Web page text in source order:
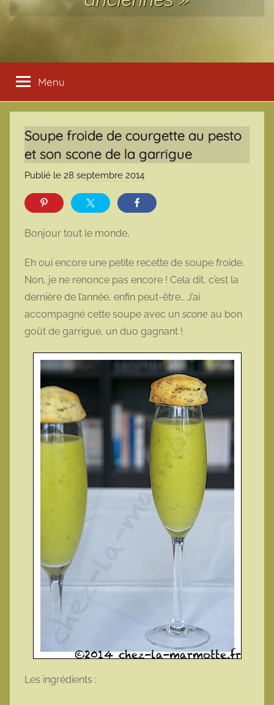
Menu
Soupe froide de courgette au pesto
et son scone de la garrigue
Publié le 28 septembre 2014
a
o
t
t
e
Bonjour tout le monde,
Eh oui encore une petite recette de soupe froide.
Non, je ne renonce pas encore ! Cela dit, c’est la
dernière de l’année, enfin peut-être… J’ai
accompagné cette soupe avec un scone au bon
goût de garrigue, un duo gagnant !
Les ingrédients :